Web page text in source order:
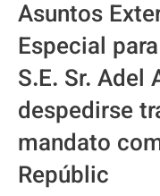
Asuntos
Especial
S.E. Sr. Adel
despedirse
mandato
Repúblic